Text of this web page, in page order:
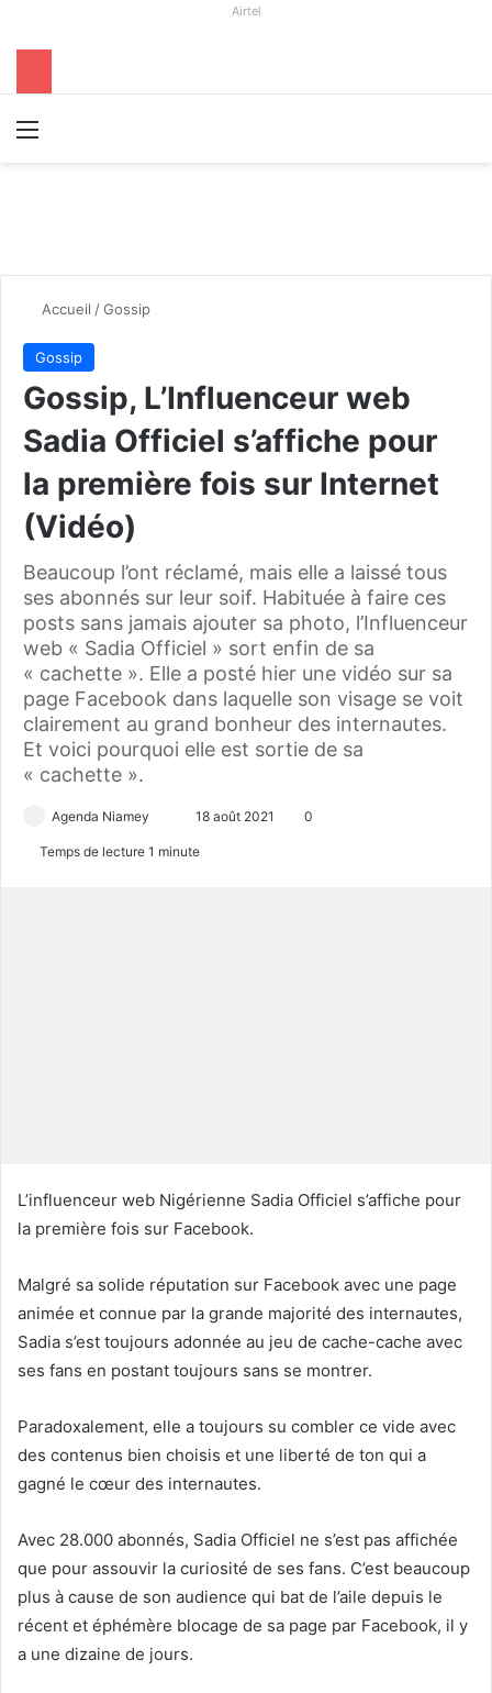
Airtel
Accueil /Gossip
Gossip
Gossip, L’Influenceur web
Sadia Officiel s’affiche pour
la première fois sur Internet
(Vidéo)
Beaucoup l’ont réclamé, mais elle a laissé tous
ses abonnés sur leur soif. Habituée à faire ces
posts sans jamais ajouter sa photo, l’Influenceur
web « Sadia Officiel » sort enfin de sa
« cachette ». Elle a posté hier une vidéo sur sa
page Facebook dans laquelle son visage se voit
clairement au grand bonheur des internautes.
Et voici pourquoi elle est sortie de sa
« cachette ».
Agenda Niamey
n
18 août 2021 0
Temps de lecture 1 minute
L’influenceur web Nigérienne Sadia Officiel s’affiche pour
la première fois sur Facebook.
Malgré sa solide réputation sur Facebook avec une page
animée et connue par la grande majorité des internautes,
Sadia s’est toujours adonnée au jeu de cache-cache avec
ses fans en postant toujours sans se montrer.
Paradoxalement, elle a toujours su combler ce vide avec
des contenus bien choisis et une liberté de ton qui a
gagné le cœur des internautes.
Avec 28.000 abonnés, Sadia Officiel ne s’est pas affichée
que pour assouvir la curiosité de ses fans. C’est beaucoup
plus à cause de son audience qui bat de l’aile depuis le
récent et éphémère blocage de sa page par Facebook, il y
a une dizaine de jours.